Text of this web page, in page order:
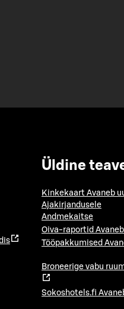
Üldine
Kinkekaart Avaneb
Ajakirjandusele
Andmekaitse
Oiva-raportid
Tööpakkumised
Broneerige vabu
Sokoshotels.fi